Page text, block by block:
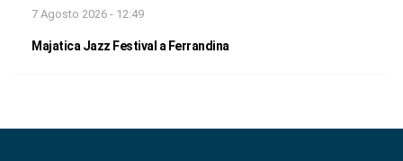
7 Agosto 2026 - 12:49
Majatica Jazz Festival a Ferrandina